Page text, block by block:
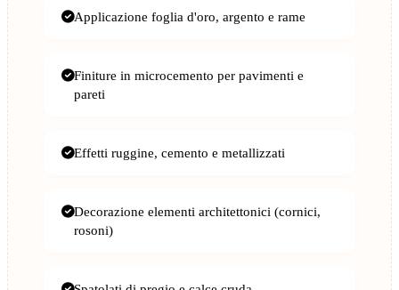
Applicazione foglia d'oro, argento e rame
Finiture in microcemento per pavimenti e
pareti
Effetti ruggine, cemento e metallizzati
Decorazione elementi architettonici (cornici,
rosoni)